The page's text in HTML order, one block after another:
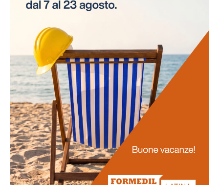
necessità di interruzioni per gli esami. Questo
approccio innovativo non solo risparmia tempo alle
Promozione
della salute
La salute dei lavoratori rappresenta il fulcro di questo
progetto. Favoriamo uno stile di vita salutare tra il
personale e sosteniamo attivamente la prevenzione
delle malattie professionali. Ci impegniamo
nell'obiettivo di potenziare la vostra salute e il vostro